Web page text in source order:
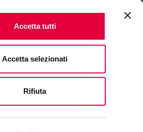
Accetta tutti
Accetta selezionati
Rifiuta